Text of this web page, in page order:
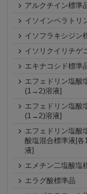
アルクチイン標準
イソインペラトリ
イソフラキシジン
イソリクイリチゲ
エキナコシド標準
エフェドリン塩酸
(1→2)溶液]
エフェドリン塩酸
(1→2)溶液]
エフェドリン塩酸
酸塩混合標準液[
液]
エメチン二塩酸塩
エラグ酸標準品